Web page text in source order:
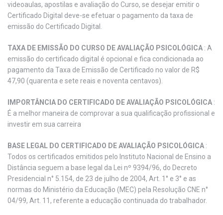
videoaulas, apostilas e avaliação do Curso, se desejar emitir o
Certificado Digital deve-se efetuar o pagamento da taxa de
emissão do Certificado Digital.
TAXA DE EMISSÃO DO CURSO DE AVALIAÇÃO PSICOLÓGICA : A
emissão do certificado digital é opcional e fica condicionada ao
pagamento da Taxa de Emissão de Certificado no valor de R$
47,90 (quarenta e sete reais e noventa centavos).
IMPORTÂNCIA DO CERTIFICADO DE AVALIAÇÃO PSICOLÓGICA :
É a melhor maneira de comprovar a sua qualificação profissional e
investir em sua carreira
BASE LEGAL DO CERTIFICADO DE AVALIAÇÃO PSICOLÓGICA :
Todos os certificados emitidos pelo Instituto Nacional de Ensino a
Distância seguem a base legal da Lei nº 9394/96, do Decreto
Presidencial n° 5.154, de 23 de julho de 2004, Art. 1° e 3° e as
normas do Ministério da Educação (MEC) pela Resolução CNE n°
04/99, Art. 11, referente a educação continuada do trabalhador.